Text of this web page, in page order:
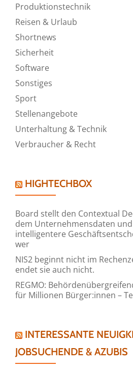
Produktionstechnik
Reisen & Urlaub
Shortnews
Sicherheit
Software
Sonstiges
Sport
Stellenangebote
Unterhaltung & Technik
Verbraucher & Recht
HIGHTECHBOX
Board stellt den Contextual
dem Unternehmensdaten
intelligentere
wer
NIS2 beginnt nicht im
endet sie auch nicht.
REGMO:
für Millionen Bürger:innen –
INTERESSANTE
JOBSUCHENDE & AZUBIS